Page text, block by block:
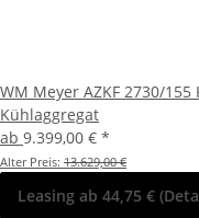
WM Meyer AZKF 2730/
Kühlaggregat
ab 9.399,00 € *
Alter Preis: 13.629,00 €
Leasing ab 44,75 €